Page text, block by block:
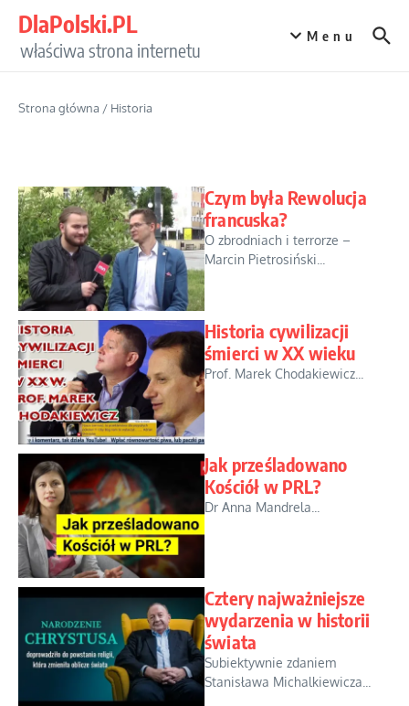
DlaPolski.PL
właściwa strona internetu
Menu
Strona główna / Historia
Czym była Rewolucja
francuska?
O zbrodniach i terrorze –
Marcin Pietrosiński...
Historia cywilizacji
śmierci w XX wieku
Prof. Marek Chodakiewicz...
Jak prześladowano
Kościół w PRL?
Dr Anna Mandrela...
Cztery najważniejsze
wydarzenia w historii
świata
Subiektywnie zdaniem
Stanisława Michalkiewicza...